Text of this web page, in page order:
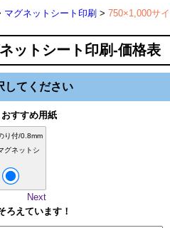
マグネットシート印刷 > 750×1,000サイ
ットシート印刷-価格表
してください
すすめ用紙
り付/0.8mm
グネットシ
Next
ろえています！